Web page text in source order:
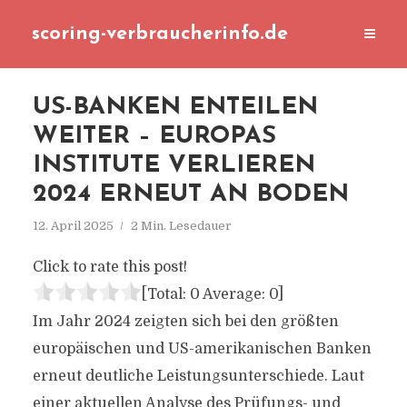
scoring-verbraucherinfo.de
US-BANKEN ENTEILEN
WEITER – EUROPAS
INSTITUTE VERLIEREN
2024 ERNEUT AN BODEN
12. April 2025 2 Min. Lesedauer
Click to rate this post!
[Total: 0 Average: 0]
Im Jahr 2024 zeigten sich bei den größten
europäischen und US-amerikanischen Banken
erneut deutliche Leistungsunterschiede. Laut
einer aktuellen Analyse des Prüfungs- und